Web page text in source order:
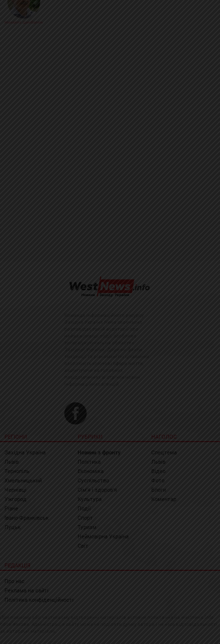
Михайло Цимбалюк
РЕГІОНИ
Західна Україна
Львів
Тернопіль
Хмельницький
Чернівці
Ужгород
Рівне
Івано-Франківськ
Луцьк
РУБРИКИ
Новини з фронту
Політика
Економіка
Суспільство
Сім'я і здоров'я
Культура
Події
Спорт
Туризм
Неймовірна Україна
Світ
НАГОЛОС
Спецтема
Львів
Відео
Фото
Блоги
Коментар
РЕДАКЦІЯ
Про нас
Реклама на сайті
Політика конфіденційності